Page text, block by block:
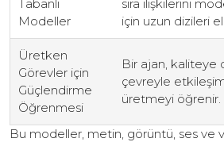
Tabanlı
Modeller
sıra ilişkilerini
için uzun dizileri
Üretken
Görevler için
Güçlendirme
Öğrenmesi
Bir ajan, kaliteye
çevreyle
üretmeyi öğrenir.
Bu modeller, metin, görüntü, ses ve